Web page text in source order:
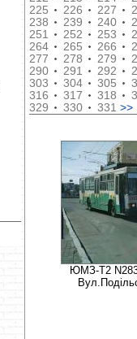
225
226 227
238
239 240
251
252 253
264
265 266
277
278 279
290
291 292
303
304 305
316
317 318
329
330 331 >>
ЮМЗ-Т2